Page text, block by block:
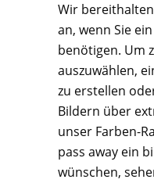
Wir
an, wenn Sie
benötigen. Um
auszuwählen,
zu erstellen
Bildern über
unser Farben-
pass away ein
wünschen,